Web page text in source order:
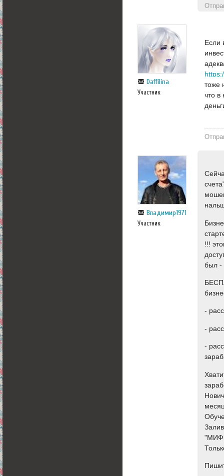
Daffilina
Участник
Если
тоже
что в
Владимир1971
Участник
!!!
был -
-
-
-